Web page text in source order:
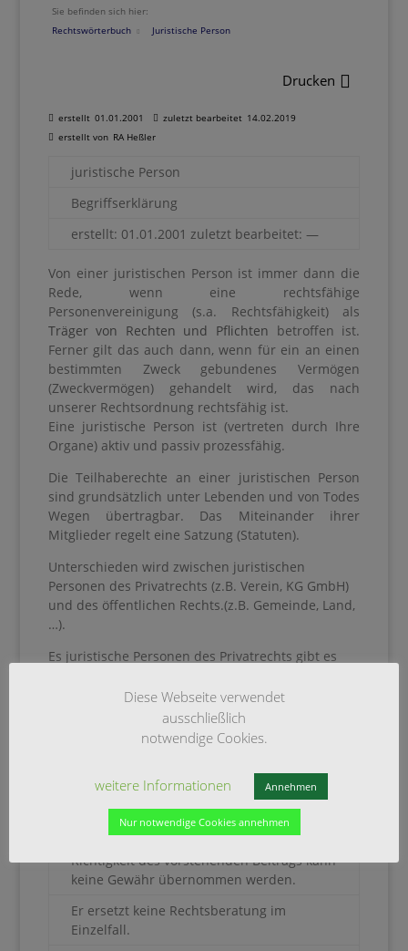
Sie befinden sich hier:
Rechtswörterbuch
Juristische Person
Drucken
erstellt 01.01.2001 zuletzt bearbeitet 14.02.2019
erstellt von RA Heßler
juristische Person
Begriffserklärung
erstellt: 01.01.2001 zuletzt bearbeitet: —
Von einer juristischen Person ist immer dann die
Rede, wenn eine rechtsfähige
Personenvereinigung (s.a. Rechtsfähigkeit) als
Träger von Rechten und Pflichten betroffen ist.
Ferner gilt das auch dann, wenn für ein an einen
bestimmten Zweck gebundenes Vermögen
(Zweckvermögen) gehandelt wird, das nach
unserer Rechtsordnung rechtsfähig ist.
Eine juristische Person ist (vertreten durch Ihre
Organe) aktiv und passiv prozessfähig.
Die Teilhaberechte an einer juristischen Person
sind grundsätzlich unter Lebenden und von Todes
Wegen übertragbar. Das Miteinander ihrer
Mitglieder regelt eine Satzung (Statuten).
Unterschieden wird zwischen juristischen
Personen des Privatrechts (z.B. Verein, KG GmbH)
und des öffentlichen Rechts.(z.B. Gemeinde, Land,
…).
Es juristische Personen des Privatrechts gibt es
– Genossenschaftsregister
– Partnerschaftsregister
siehe auch
Richtigkeit des vorstehenden Beitrags kann
keine Gewähr übernommen werden.
Er ersetzt keine Rechtsberatung im
Einzelfall.
Diese Webseite verwendet
ausschließlich
notwendige Cookies.
weitere Informationen Annehmen
Nur notwendige Cookies annehmen